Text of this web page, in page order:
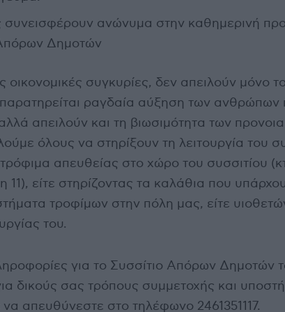
συνεισφέρουν ανώνυμα στην καθημερινή
Δημοτών
οικονομικές συγκυρίες, δεν απειλούν μόνο
παρατηρείται ραγδαία αύξηση των ανθρώπων
αλλά απειλούν και τη βιωσιμότητα των
όλους να στηρίξουν τη λειτουργία του
απευθείας στο χώρο του συσσιτίου
11), είτε στηρίζοντας τα καλάθια που
τροφίμων στην πόλη μας, είτε
του.
για το Συσσίτιο Απόρων Δημοτών
δικούς σας τρόπους συμμετοχής και
απευθύνεστε στο τηλέφωνο 2461351117.